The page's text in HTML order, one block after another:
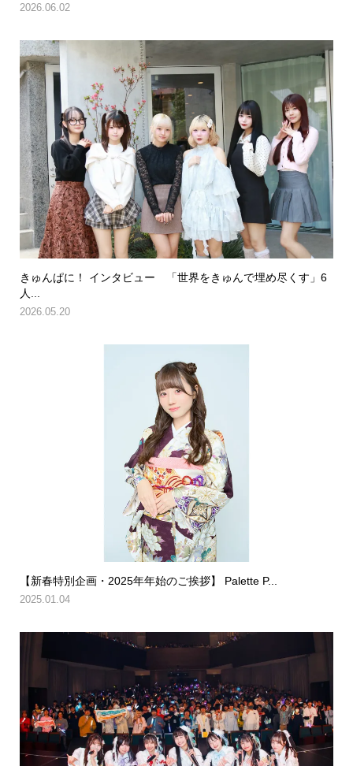
2026.06.02
きゅんぱに！ インタビュー 「世界をきゅんで埋め尽くす」6
人...
2026.05.20
【新春特別企画・2025年年始のご挨拶】 Palette P...
2025.01.04